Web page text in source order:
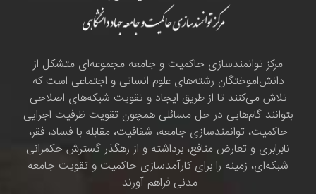
مرکز توانمندسازی حاکمیت و جامعه مجموعه‌ای متشکل از
دانش‌اموختگان رشته‌های علوم انسانی و اجتماعی است که
تلاش می‌کنند تا از طریق ایجاد و تقویت شبکه‌های اصلاحی
بتوانند گام‌هایی در حل مسائلی همچون تقویت ظرفیت اجرایی
حاکمیت، توانمندسازی جامعه، شفافیت، مقابله با فساد، فقر،
نابرابری و تعارض منافع، برداشته و از رهگذر گسترش حکمرانی
شبکه‌ای، زمینه را برای کارآمدسازی حاکمیت و تقویت جامعه
مدنی فراهم آورند.